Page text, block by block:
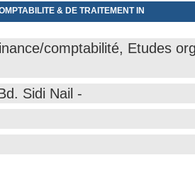
& DE TRAITEMENT IN
comptabilité, Etudes
Sidi Nail -